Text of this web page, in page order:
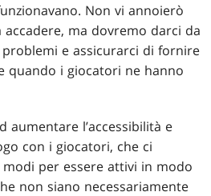
Non vi annoierò
ma dovremo darci da
e assicurarci di fornire
quando i giocatori ne hanno
aumentare l’accessibilità e
con i giocatori, che ci
per essere attivi in modo
non siano necessariamente